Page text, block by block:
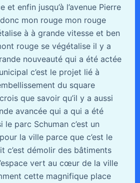
et enfin jusqu’à l’avenue Pierre
mon rouge mon rouge
à à grande vitesse et ben
rouge se végétalise il y a
nouveauté qui a été actée
c’est le projet lié à
du square
que savoir qu’il y a aussi
avancée qui a qui a été
parc Schuman c’est un
la ville parce que c’est le
c’est démolir des bâtiments
vert au cœur de la ville
cette magnifique place